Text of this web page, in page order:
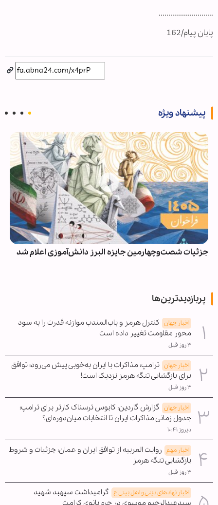
............................
پایان پیام/162
پیشنهاد ویژه
جزئیات شصت‌وچهارمین جایزه البرز دانش‌آموزی اعلام شد
پربازدیدترین‌ها
اخبار جهان کنترل هرمز و باب‌المندب موازنه قدرت را به سود
محور مقاومت تغییر داده است
۳ روز قبل
اخبار جهان ترامپ: مذاکرات با ایران به‌خوبی پیش می‌رود؛ توافق
برای بازگشایی تنگه هرمز نزدیک است!
۳ روز قبل
اخبار جهان گزارش گاردین: کابوس ترسناک کارتر برای ترامپ؛
جدول زمانی مذاکرات ایران تا انتخابات میان‌دوره‌ای؟
دیروز ۱۰:۴۱
اخبار مهم روایت العربیه از توافق ایران و عمان؛ جزئیات و شروط
بازگشایی تنگه هرمز
۳ روز قبل
اخبار نهادهای دینی و اهل بیتی ع گرامیداشت سپهبد شهید
سیدعبدالرحیم موسوی در حرم بانوی کرامت